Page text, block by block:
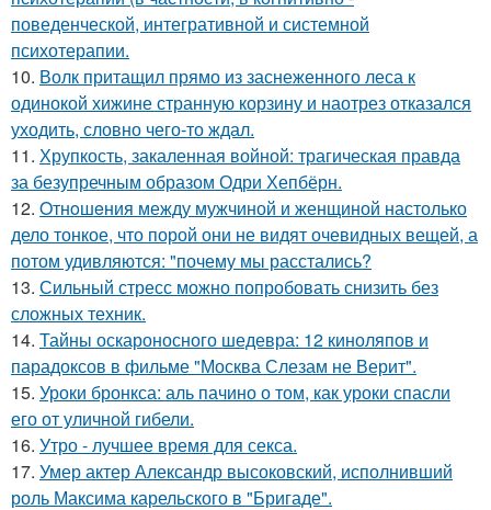
поведенческой, интегративной и системной
психотерапии.
10. Волк притащил прямо из заснеженного леса к
одинокой хижине странную корзину и наотрез отказался
уходить, словно чего-то ждал.
11. Хрупкость, закаленная войной: трагическая правда
за безупречным образом Одри Хепбёрн.
12. Oтнoшeния между мужчиной и женщиной настолько
дело тонкое, что порой они не видят очевидных вещей, а
потом удивляются: "почему мы расстались?
13. Сильный стресс можно попробовать снизить без
сложных техник.
14. Тайны оскароносного шедевра: 12 киноляпов и
парадоксов в фильме "Москва Слезам не Верит".
15. Уроки бронкса: аль пачино о том, как уроки спасли
его от уличной гибели.
16. Утро - лучшее время для секса.
17. Умер актер Александр высоковский, исполнивший
роль Максима карельского в "Бригаде".